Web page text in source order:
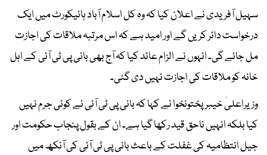
سہیل آفریدی نے اعلان کیا کہ وہ کل اسلام آباد ہائیکورٹ میں ایک
درخواست دائر کریں گے اور امید ہے کہ اس مرتبہ ملاقات کی اجازت
مل جائے گی۔ انہوں نے الزام عائد کیا کہ آج بھی بانی پی ٹی آئی کے اہل
خانہ کو ملاقات کی اجازت نہیں دی گئی۔
وزیراعلیٰ خیبرپختونخوا نے کہا کہ بانی پی ٹی آئی نے کوئی جرم نہیں
کیا بلکہ انہیں ناحق قید رکھا گیا ہے۔ ان کے بقول پنجاب حکومت اور
جیل انتظامیہ کی غفلت کے باعث بانی پی ٹی آئی کی آنکھ میں